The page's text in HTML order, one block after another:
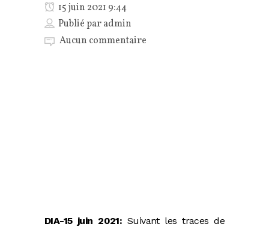
15 juin 2021 9:44
Publié paradmin
Aucun commentaire
DIA-15 juin 2021: Suivant les traces de